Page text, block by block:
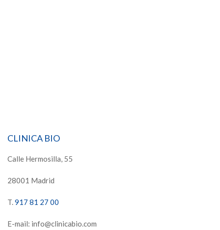
CLINICA BIO
Calle Hermosilla, 55
28001 Madrid
T.917 81 27 00
E-mail: info@clinicabio.com